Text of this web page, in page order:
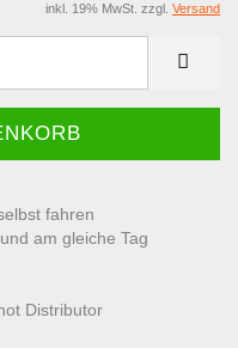
inkl. 19% MwSt. zzgl. Versand
fahren
am gleiche Tag
Distributor